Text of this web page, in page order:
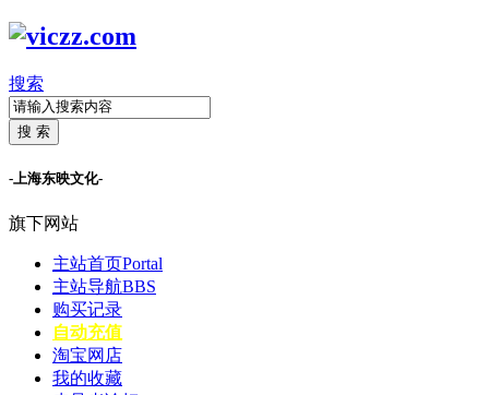
搜索
搜 索
-上海东映文化-
旗下网站
主站首页Portal
主站导航BBS
购买记录
自动充值
淘宝网店
我的收藏